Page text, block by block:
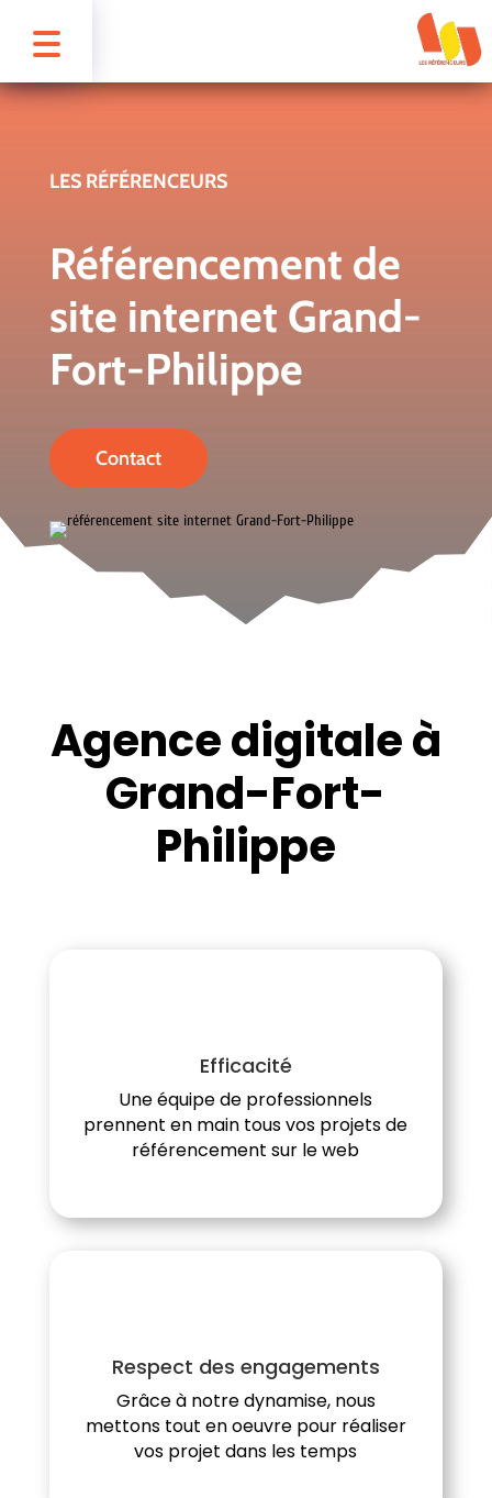
LES RÉFÉRENCEURS
Référencement de
site internet Grand-
Fort-Philippe
Contact
Agence digitale à
Grand-Fort-
Philippe
Efficacité
Une équipe de professionnels
prennent en main tous vos projets de
référencement sur le web
Respect des engagements
Grâce à notre dynamise, nous
mettons tout en oeuvre pour réaliser
vos projet dans les temps